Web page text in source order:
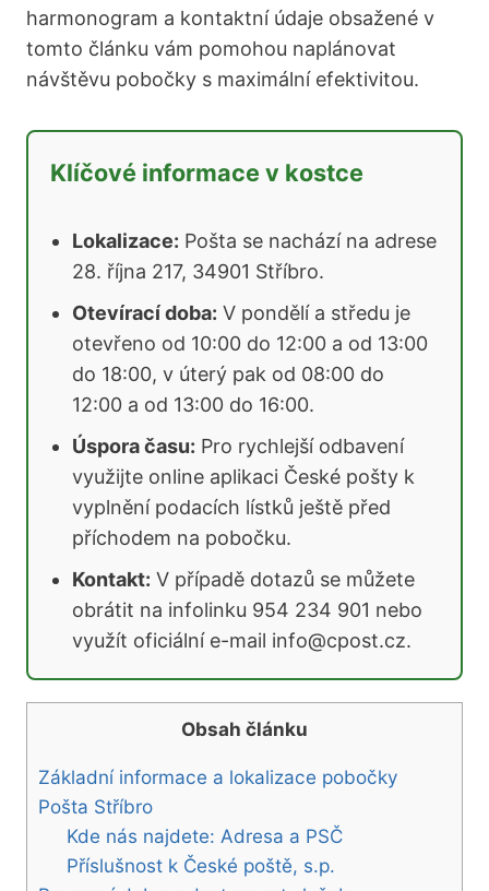
harmonogram a kontaktní údaje obsažené v
tomto článku vám pomohou naplánovat
návštěvu pobočky s maximální efektivitou.
Klíčové informace v kostce
Lokalizace: Pošta se nachází na adrese
28. října 217, 34901 Stříbro.
Otevírací doba: V pondělí a středu je
otevřeno od 10:00 do 12:00 a od 13:00
do 18:00, v úterý pak od 08:00 do
12:00 a od 13:00 do 16:00.
Úspora času: Pro rychlejší odbavení
využijte online aplikaci České pošty k
vyplnění podacích lístků ještě před
příchodem na pobočku.
Kontakt: V případě dotazů se můžete
obrátit na infolinku 954 234 901 nebo
využít oficiální e-mail info@cpost.cz.
Obsah článku
Základní informace a lokalizace pobočky
Pošta Stříbro
Kde nás najdete: Adresa a PSČ
Příslušnost k České poště, s.p.